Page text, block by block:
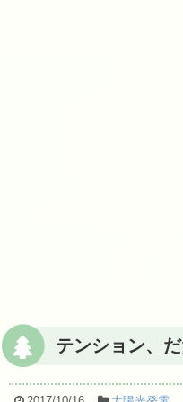
テンション、